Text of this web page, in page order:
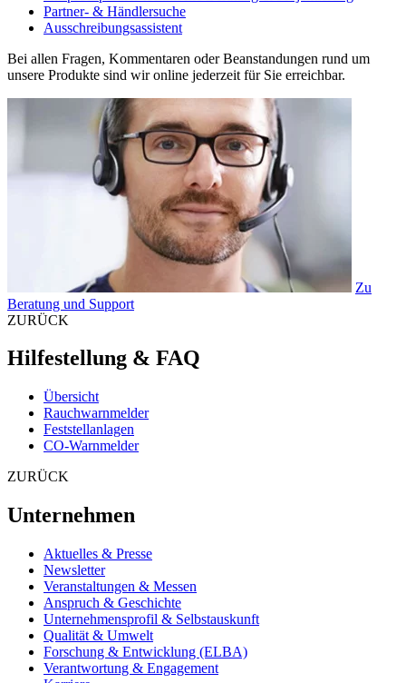
Partner- & Händlersuche
Ausschreibungsassistent
Bei allen Fragen, Kommentaren oder Beanstandungen rund um
unsere Produkte sind wir online jederzeit für Sie erreichbar.
Zu
Beratung und Support
ZURÜCK
Hilfestellung & FAQ
Übersicht
Rauchwarnmelder
Feststellanlagen
CO-Warnmelder
ZURÜCK
Unternehmen
Aktuelles & Presse
Newsletter
Veranstaltungen & Messen
Anspruch & Geschichte
Unternehmensprofil & Selbstauskunft
Qualität & Umwelt
Forschung & Entwicklung (ELBA)
Verantwortung & Engagement